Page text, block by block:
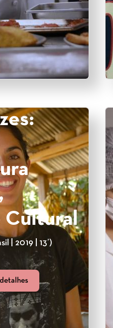
Cultural
| 2019 | 13’)